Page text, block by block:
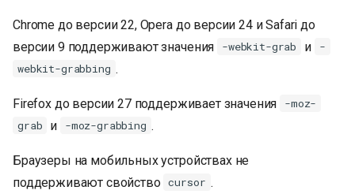
Chrome до версии 22, Opera до версии 24 и Safari до
версии 9 поддерживают значения
-webkit-grab и
-
webkit-grabbing .
Firefox до версии 27 поддерживает значения
-moz-
grab
и -moz-grabbing .
Браузеры на мобильных устройствах не
поддерживают свойство cursor .